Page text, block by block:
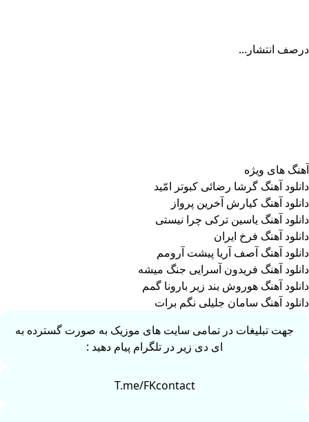
درصف انتشار...
آهنگ های ویژه
دانلود آهنگ گرشا رضائی کبوتر امّید
دانلود آهنگ کیارش آخرین پرواز
دانلود آهنگ یاسین ترکی چرا نیستی
دانلود آهنگ فرخ ایران
دانلود آهنگ آصف آریا پیشت آرومم
دانلود آهنگ فریدون آسرایی جنگ میشه
دانلود آهنگ هوروش بند زیر بارونا گمم
دانلود آهنگ سامان جلیلی نگم برات
جهت تبلیغات در تمامی سایت های موزیک به صورت گسترده به
ای دی زیر در تلگرام پیام دهید :
T.me/FKcontact